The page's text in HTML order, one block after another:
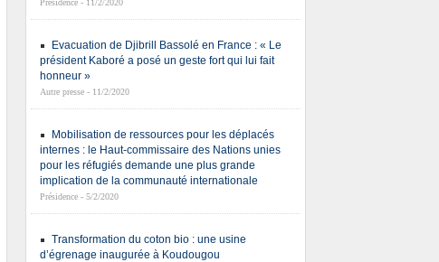
Présidence - 11/2/2020
Evacuation de Djibrill Bassolé en France : « Le
président Kaboré a posé un geste fort qui lui fait
honneur »
Autre presse - 11/2/2020
Mobilisation de ressources pour les déplacés
internes : le Haut-commissaire des Nations unies
pour les réfugiés demande une plus grande
implication de la communauté internationale
Présidence - 5/2/2020
Transformation du coton bio : une usine
d’égrenage inaugurée à Koudougou